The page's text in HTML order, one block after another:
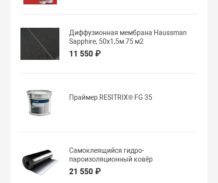
Диффузионная мембрана Haussman
Sapphire, 50х1,5м 75 м2
11 550 ₽
Праймер RESITRIX® FG 35
Самоклеящийся гидро-
пароизоляционный ковёр
21 550 ₽